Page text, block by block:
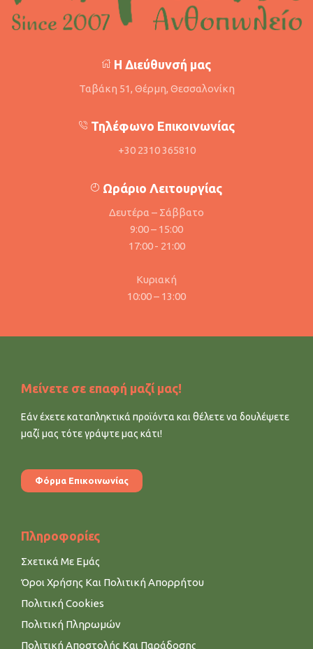
Η Διεύθυνσή μας
Ταβάκη 51, Θέρμη, Θεσσαλονίκη
Τηλέφωνο Επικοινωνίας
+30 2310 365810
Ωράριο Λειτουργίας
Δευτέρα – Σάββατο
9:00 – 15:00
17:00 - 21:00
Κυριακή
10:00 – 13:00
Μείνετε σε επαφή μαζί μας!
Εάν έχετε καταπληκτικά προϊόντα και θέλετε να δουλέψετε
μαζί μας τότε γράψτε μας κάτι!
Φόρμα Επικοινωνίας
Πληροφορίες
Σχετικά Με Εμάς
Όροι Χρήσης Και Πολιτική Απορρήτου
Πολιτική Cookies
Πολιτική Πληρωμών
Πολιτική Αποστολής Και Παράδοσης